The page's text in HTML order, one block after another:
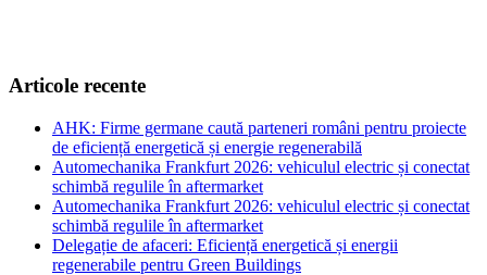
Articole recente
AHK: Firme germane caută parteneri români pentru proiecte
de eficiență energetică și energie regenerabilă
Automechanika Frankfurt 2026: vehiculul electric și conectat
schimbă regulile în aftermarket
Automechanika Frankfurt 2026: vehiculul electric și conectat
schimbă regulile în aftermarket
Delegație de afaceri: Eficiență energetică și energii
regenerabile pentru Green Buildings